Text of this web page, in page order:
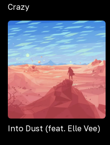
Crazy
Into Dust (feat. Elle Vee)